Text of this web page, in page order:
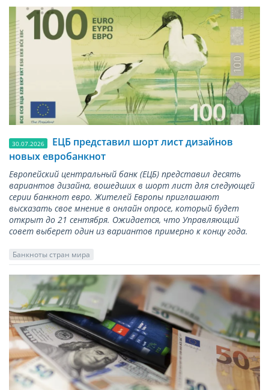
30.07.2026
ЕЦБ представил шорт лист дизайнов
новых евробанкнот
Европейский центральный банк (ЕЦБ) представил десять
вариантов дизайна, вошедших в шорт лист для следующей
серии банкнот евро. Жителей Европы приглашают
высказать свое мнение в онлайн опросе, который будет
открыт до 21 сентября. Ожидается, что Управляющий
совет выберет один из вариантов примерно к концу года.
Банкноты стран мира